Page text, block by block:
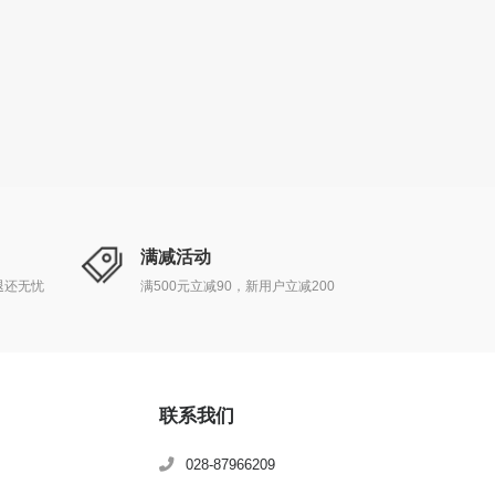
还无忧
满减活动
满500元立减90，新用户立减200
联系我们
028-87966209